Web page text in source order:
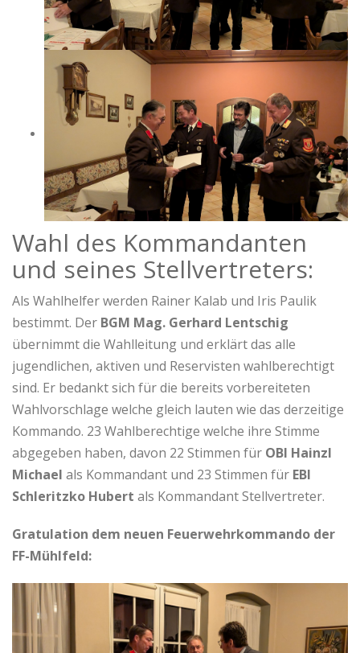
Wahl des Kommandanten
und seines Stellvertreters:
Als Wahlhelfer werden Rainer Kalab und Iris Paulik
bestimmt. Der BGM Mag. Gerhard Lentschig
übernimmt die Wahlleitung und erklärt das alle
jugendlichen, aktiven und Reservisten wahlberechtigt
sind. Er bedankt sich für die bereits vorbereiteten
Wahlvorschlage welche gleich lauten wie das derzeitige
Kommando. 23 Wahlberechtige welche ihre Stimme
abgegeben haben, davon 22 Stimmen für OBI Hainzl
Michael als Kommandant und 23 Stimmen für EBI
Schleritzko Hubert als Kommandant Stellvertreter.
Gratulation dem neuen Feuerwehrkommando der
FF-Mühlfeld: